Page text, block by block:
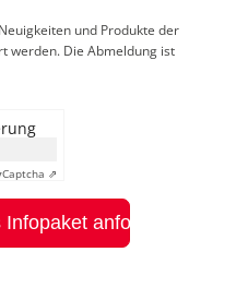
und Produkte der
werden. Die Abmeldung ist
Captcha ⇗
anfordern